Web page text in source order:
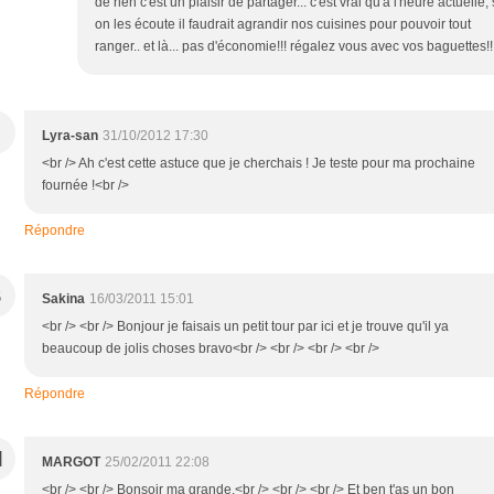
on les écoute il faudrait agrandir nos cuisines pour pouvoir tout
ranger.. et là... pas d'économie!!! régalez vous avec vos
Lyra-san 31/10/2012 17:30
<br /> Ah c'est cette astuce que je cherchais ! Je teste pour ma prochaine
fournée !<br />
Répondre
Sakina 16/03/2011 15:01
<br /> <br /> Bonjour je faisais un petit tour par ici et je trouve qu'il ya
beaucoup de jolis choses bravo<br /> <br /> <br /> <br />
Répondre
MARGOT 25/02/2011 22:08
<br /> <br /> Bonsoir ma grande,<br /> <br /> <br /> Et ben t'as un bon